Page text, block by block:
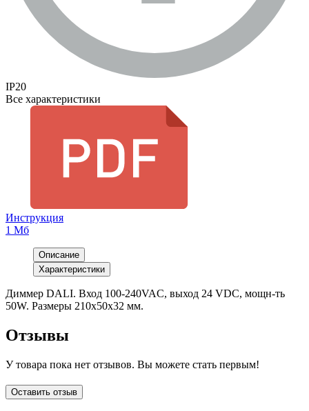
IP20
Все характеристики
Инструкция
1 Мб
Описание
Характеристики
Диммер DALI. Вход 100-240VAC, выход 24 VDC, мощн-ть
50W. Размеры 210x50x32 мм.
Отзывы
У товара пока нет отзывов. Вы можете стать первым!
Оставить отзыв